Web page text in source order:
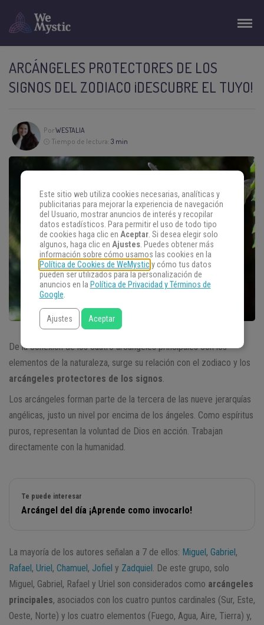
ARCÁNGELES PROTECTORES DE LOS
SIGNOS DEL ZODIACO ¡DESCUBRE EL TUYO!
PorWESTALIA
Tiempo de lectura: 3 min
De la conexión de los cuatro arcángeles principales con los
elementos de la naturaleza, surge su relación con el zodiaco y los
arcángeles protectores de los signos
Los arcángeles forman parte de la tercera de las nueve jerarquías
angélicas, justo un nivel por encima de los ángeles. Como espíritus
puros, representan la voluntad de Dios en acción. Trabajan
directamente con la humanidad.
Te puede interesar
Arcángel del día ¡Aprende como invocarlo!
La mayoría de los autores señalan a 7 de ellos: Miguel, Gabriel,
Rafael, Uriel, Chamuel, Jofiel y Zadquiel . De este grupo, solo
Miguel, Gabriel, Rafael y Uriel son considerados como arcángeles
principales, asociados con los cuatro puntos cardinales (Sur, Este,
Oeste, Norte) y los cuatro elementos (Fuego, Agua, Aire, Tierra) y,
Este sitio web utiliza cookies necesarias, analíticas y
publicitarias para mejorar la experiencia de navegación
del Usuario, mostrar anuncios de interés y recopilar
datos estadísticos. Para permitir el uso de todo tipo
de cookies haga clic en Aceptar. Si desea elegir solo
algunos, haga clic en Ajustes. Puedes obtener más
información sobre cómo usamos las cookies en la
Política de Cookies de WeMysticy cómo tus datos
pueden ser utilizados para la personalización de
anuncios en la Política de Privacidad y Términos de
Google.
Ajustes Aceptar